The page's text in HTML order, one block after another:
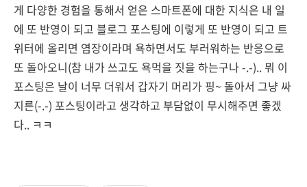
게 다양한 경험을 통해서 얻은 스마트폰에 대한 지식은 내 일
에 또 반영이 되고 블로그 포스팅에 이렇게 또 반영이 되고 트
위터에 올리면 염장이라며 욕하면서도 부러워하는 반응으로
또 돌아오니(참 내가 쓰고도 욕먹을 짓을 하는구나 -.-).. 뭐 이
포스팅은 날이 너무 더워서 갑자기 머리가 핑~ 돌아서 그냥 싸
지른(-.-) 포스팅이라고 생각하고 부담없이 무시해주면 좋겠
다.. ㅋㅋ